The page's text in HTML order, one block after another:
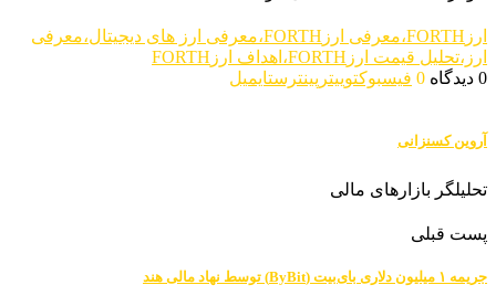
ارزFORTH،معرفی ارزFORTH،معرفی ارز های دیجیتال،معرفی
ارز،تحلیل قیمت ارزFORTH،اهداف ارزFORTH
0 دیدگاه
0 فیسبوکتوییتر پینترستایمیل
آروین کسنزانی
تحلیلگر بازارهای مالی
پست قبلی
جریمه ۱ میلیون دلاری بای‌بیت (ByBit) توسط نهاد مالی هند